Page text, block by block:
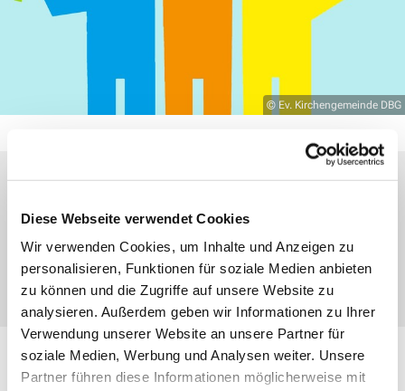
Diese Webseite verwendet Cookies
Wir verwenden Cookies, um Inhalte und Anzeigen zu
personalisieren, Funktionen für soziale Medien anbieten
zu können und die Zugriffe auf unsere Website zu
analysieren. Außerdem geben wir Informationen zu Ihrer
Verwendung unserer Website an unsere Partner für
soziale Medien, Werbung und Analysen weiter. Unsere
Partner führen diese Informationen möglicherweise mit
© Ev. Kirchengemeinde DBG
Dillenburg, Am Zwingel 3, 35683
Dillenburg
Jede Woche, donnerstags von 17.45–19 Uhr treffen wir